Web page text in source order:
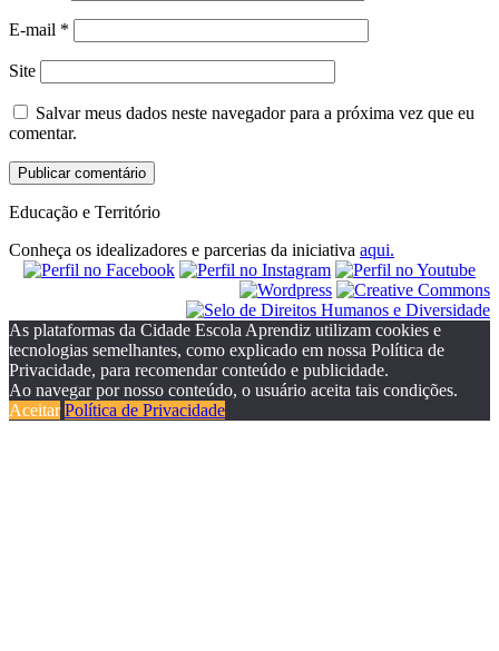
E-mail *
Site
Salvar meus dados neste navegador para a próxima vez que eu
comentar.
Educação e Território
Conheça os idealizadores e parcerias da iniciativa aqui.
As plataformas da Cidade Escola Aprendiz utilizam cookies e
tecnologias semelhantes, como explicado em nossa Política de
Privacidade, para recomendar conteúdo e publicidade.
Ao navegar por nosso conteúdo, o usuário aceita tais condições.
Aceitar Política de Privacidade